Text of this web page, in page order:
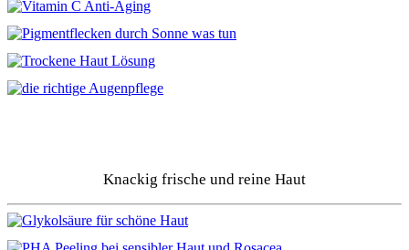
Knackig frische und reine Haut